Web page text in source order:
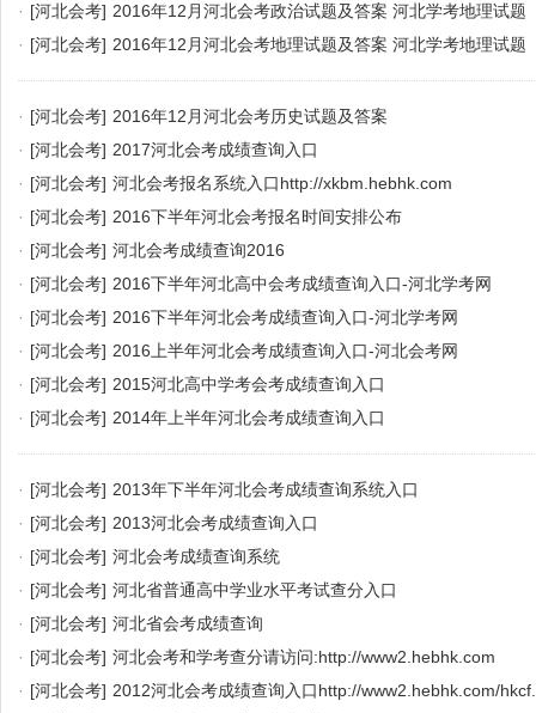
· [河北会考] 2016年12月河北会考政治试题及答案 河北学考地理试题
· [河北会考] 2016年12月河北会考地理试题及答案 河北学考地理试题
· [河北会考] 2016年12月河北会考历史试题及答案
· [河北会考] 2017河北会考成绩查询入口
· [河北会考] 河北会考报名系统入口http://xkbm.hebhk.com
· [河北会考] 2016下半年河北会考报名时间安排公布
· [河北会考] 河北会考成绩查询2016
· [河北会考] 2016下半年河北高中会考成绩查询入口-河北学考网
· [河北会考] 2016下半年河北会考成绩查询入口-河北学考网
· [河北会考] 2016上半年河北会考成绩查询入口-河北会考网
· [河北会考] 2015河北高中学考会考成绩查询入口
· [河北会考] 2014年上半年河北会考成绩查询入口
· [河北会考] 2013年下半年河北会考成绩查询系统入口
· [河北会考] 2013河北会考成绩查询入口
· [河北会考] 河北会考成绩查询系统
· [河北会考] 河北省普通高中学业水平考试查分入口
· [河北会考] 河北省会考成绩查询
· [河北会考] 河北会考和学考查分请访问:http://www2.hebhk.com
· [河北会考] 2012河北会考成绩查询入口http://www2.hebhk.com/